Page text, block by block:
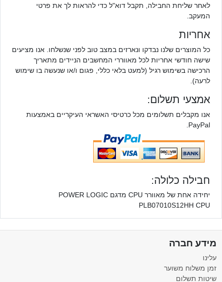
לאחר שליחת החבילה, תקבל דוא"ל כדי להראות לך את פרטי
המעקב.
אחריות
כל המוצרים שלנו נבדקו ונארזים במצב טוב לפני שנשלחו. אנו מציעים
שישה חודשי אחריות לכל מאווררי המחשבים הניידים מתאריך
הרכישה בשימוש רגיל (למעט בלאי כללי, פגום ו/או שנעשה בו שימוש
לרעה).
אמצעי תשלום:
אנו מקבלים תשלומים מכל כרטיסי האשראי העיקריים באמצעות
PayPal.
חבילה כלולה:
יחידה אחת של מאוורר CPU מדגם POWER LOGIC
PLB07010S12HH CPU
מידע חברה
עלינו
זמן משלוח משוער
שיטות תשלום